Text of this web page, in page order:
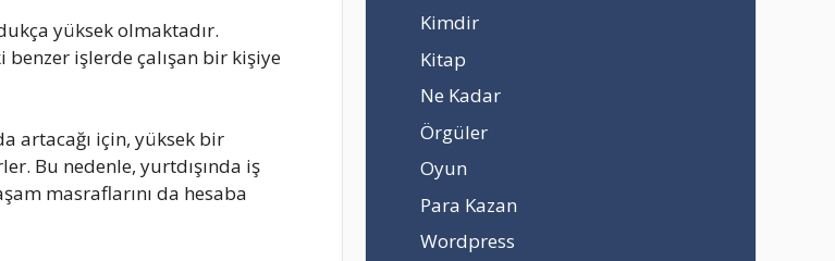
yüksek olmaktadır.
işlerde çalışan bir kişiye
artacağı için, yüksek bir
Bu nedenle, yurtdışında iş
masraflarını da hesaba
Kimdir
Kitap
Ne Kadar
Örgüler
Oyun
Para Kazan
Wordpress